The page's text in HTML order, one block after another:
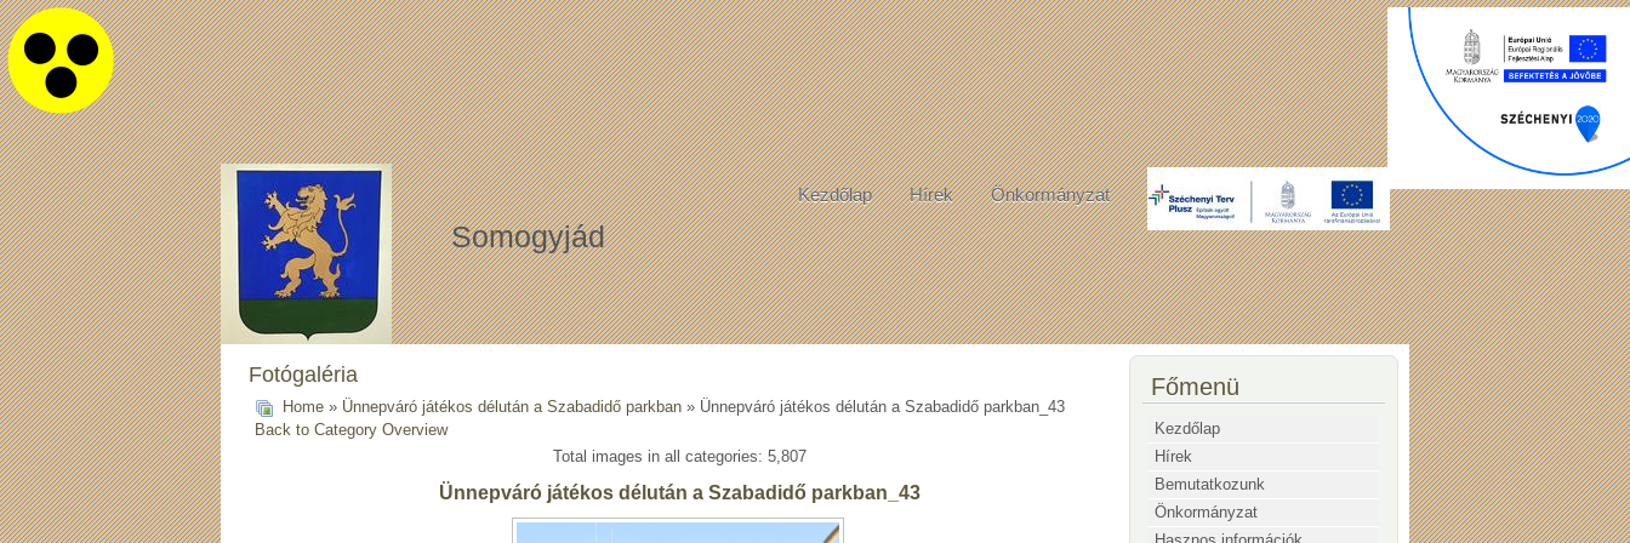
Kezdőlap Hírek Önkormányzat
Somogyjád
Főmenü
Kezdőlap
Hírek
Bemutatkozunk
Önkormányzat
Fotógaléria
Home » Ünnepváró játékos délután a Szabadidő parkban » Ünnepváró játékos délután a Szabadidő parkban_43
Back to Category Overview
Total images in all categories: 5,807
Ünnepváró játékos délután a Szabadidő parkban_43